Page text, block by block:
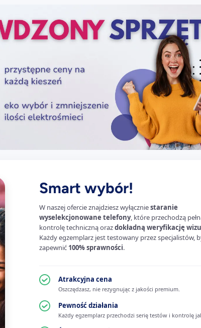
Smart wybór!
W naszej ofercie znajdziesz wyłączniestaranie
wyselekcjonowane telefony, które przechodzą
kontrolę techniczną orazdokładną weryfikację
Każdy egzemplarz jest testowany przez specjalistów,
zapewnić 100% sprawności.
Atrakcyjna cena
Oszczędzasz, nie rezygnując z jakości premium.
Pewność działania
Każdy egzemplarz przechodzi serię testów i kontrolę